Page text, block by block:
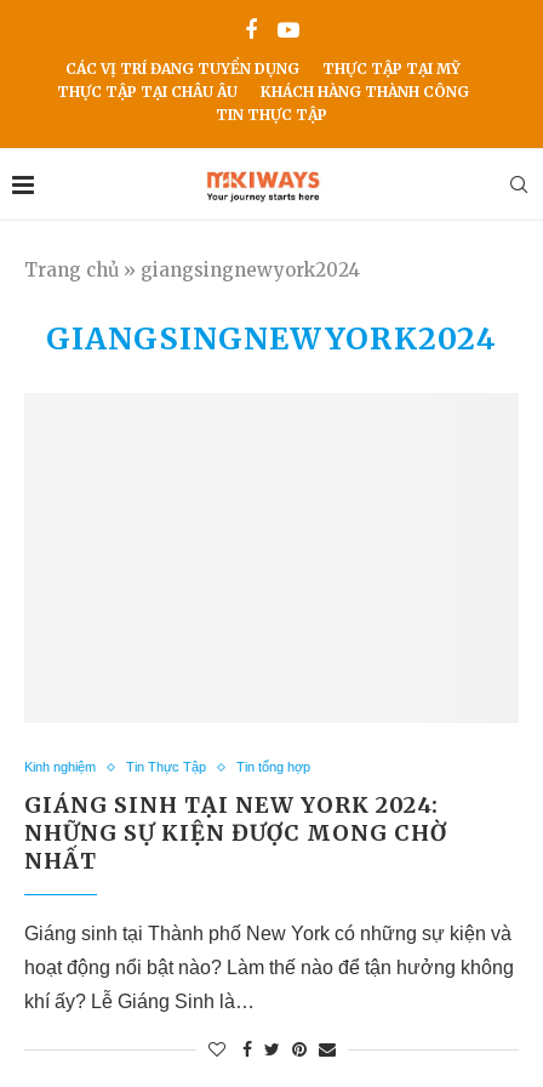
CÁC VỊ TRÍ ĐANG TUYỂN DỤNG
THỰC TẬP TẠI MỸ
THỰC TẬP TẠI CHÂU ÂU
KHÁCH HÀNG THÀNH CÔNG
TIN THỰC TẬP
Trang chủ » giangsingnewyork2024
GIANGSINGNEWYORK2024
Kinh nghiệm Tin Thực Tập Tin tổng hợp
GIÁNG SINH TẠI NEW YORK 2024:
NHỮNG SỰ KIỆN ĐƯỢC MONG CHỜ
NHẤT
Giáng sinh tại Thành phố New York có những sự kiện và
hoạt động nổi bật nào? Làm thế nào để tận hưởng không
khí ấy? Lễ Giáng Sinh là…